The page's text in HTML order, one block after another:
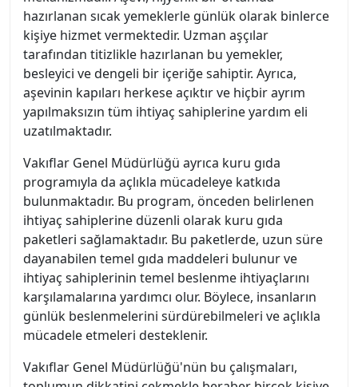
hazırlanan sıcak yemeklerle günlük olarak binlerce
kişiye hizmet vermektedir. Uzman aşçılar
tarafından titizlikle hazırlanan bu yemekler,
besleyici ve dengeli bir içeriğe sahiptir. Ayrıca,
aşevinin kapıları herkese açıktır ve hiçbir ayrım
yapılmaksızın tüm ihtiyaç sahiplerine yardım eli
uzatılmaktadır.
Vakıflar Genel Müdürlüğü ayrıca kuru gıda
programıyla da açlıkla mücadeleye katkıda
bulunmaktadır. Bu program, önceden belirlenen
ihtiyaç sahiplerine düzenli olarak kuru gıda
paketleri sağlamaktadır. Bu paketlerde, uzun süre
dayanabilen temel gıda maddeleri bulunur ve
ihtiyaç sahiplerinin temel beslenme ihtiyaçlarını
karşılamalarına yardımcı olur. Böylece, insanların
günlük beslenmelerini sürdürebilmeleri ve açlıkla
mücadele etmeleri desteklenir.
Vakıflar Genel Müdürlüğü'nün bu çalışmaları,